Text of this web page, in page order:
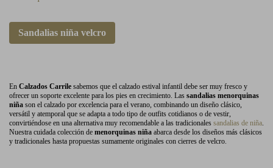
Sandalias niña velcro
En Calzados Carrile sabemos que el calzado estival infantil debe ser muy fresco y
ofrecer un soporte excelente para los pies en crecimiento. Las sandalias menorquinas
niña son el calzado por excelencia para el verano, combinando un diseño clásico,
versátil y atemporal que se adapta a todo tipo de outfits cotidianos o de vestir,
convirtiéndose en una alternativa muy recomendable a las tradicionales sandalias de niña.
Nuestra cuidada colección de menorquinas niña abarca desde los diseños más clásicos
y tradicionales hasta propuestas sumamente originales con cierres de velcro.